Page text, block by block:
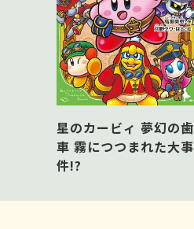
星のカービィ 夢幻の歯
車 霧につつまれた大事
件!?